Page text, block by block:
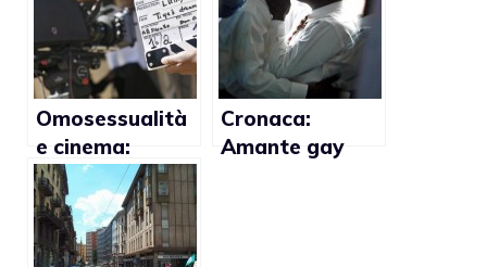
Omosessualità
e cinema:
coming out per
l’81% degli
attori
Cronaca:
Amante gay